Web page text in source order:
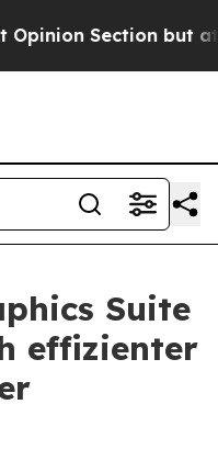
Section but at Least
Suite
effizienter